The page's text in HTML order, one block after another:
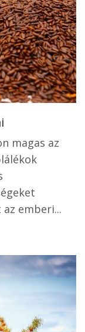
magas az
emberi...